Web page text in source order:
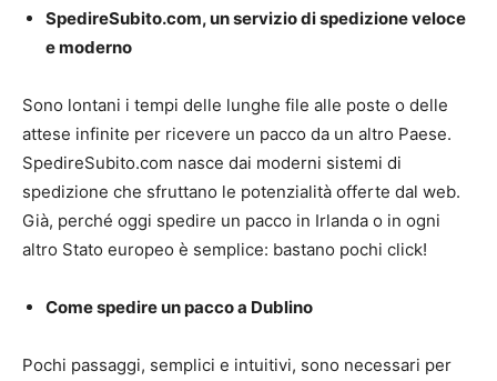
SpedireSubito.com, un servizio di spedizione veloce
e moderno
Sono lontani i tempi delle lunghe file alle poste o delle
attese infinite per ricevere un pacco da un altro Paese.
SpedireSubito.com nasce dai moderni sistemi di
spedizione che sfruttano le potenzialità offerte dal web.
Già, perché oggi spedire un pacco in Irlanda o in ogni
altro Stato europeo è semplice: bastano pochi click!
Come spedire un pacco a Dublino
Pochi passaggi, semplici e intuitivi, sono necessari per